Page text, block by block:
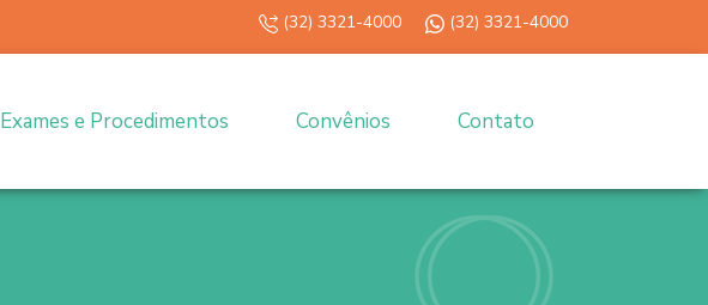
(32) 3321-4000 (32) 3321-4000
Exames e Procedimentos Convênios Contato